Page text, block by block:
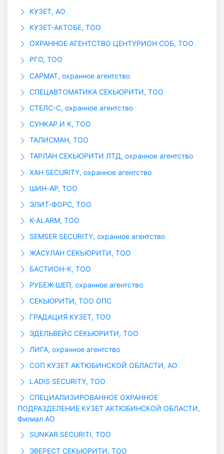
КУЗЕТ, АО
КУЗЕТ-АКТОБЕ, ТОО
ОХРАННОЕ АГЕНТСТВО ЦЕНТУРИОН СОБ, ТОО
РГО, ТОО
САРМАТ, охранное агентство
СПЕЦАВТОМАТИКА СЕКЬЮРИТИ, ТОО
СТЕЛС-С, охранное агентство
СУНКАР И К, ТОО
ТАЛИСМАН, ТОО
ТАРЛАН СЕКЬЮРИТИ ЛТД, охранное агентство
ХАН SECURITY, охранное агентство
ШИН-АР, ТОО
ЭЛИТ-ФОРС, ТОО
K-ALARM, ТОО
SEMSER SECURITY, охранное агентство
ЖАСУЛАН СЕКЬЮРИТИ, ТОО
БАСТИОН-К, ТОО
РУБЕЖ-ШЕП, охранное агентство
СЕКЬЮРИТИ, ТОО ОПС
ГРАДАЦИЯ КУЗЕТ, ТОО
ЭДЕЛЬВЕЙС СЕКЬЮРИТИ, ТОО
ЛИГА, охранное агентство
СОП КУЗЕТ АКТЮБИНСКОЙ ОБЛАСТИ, АО
LADIS SECURITY, ТОО
СПЕЦИАЛИЗИРОВАННОЕ ОХРАННОЕ
ПОДРАЗДЕЛЕНИЕ КУЗЕТ АКТЮБИНСКОЙ ОБЛАСТИ,
Филиал АО
SUNKAR SECURITI, ТОО
ЭВЕРЕСТ СЕКЬЮРИТИ, ТОО